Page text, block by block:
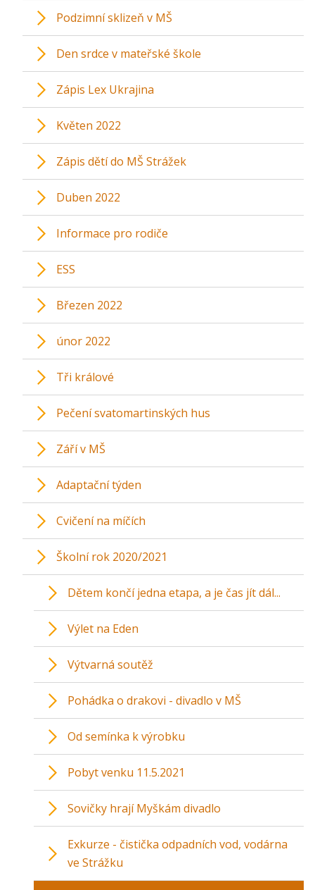
Podzimní sklizeň v MŠ
Den srdce v mateřské škole
Zápis Lex Ukrajina
Květen 2022
Zápis dětí do MŠ Strážek
Duben 2022
Informace pro rodiče
ESS
Březen 2022
únor 2022
Tři králové
Pečení svatomartinských hus
Září v MŠ
Adaptační týden
Cvičení na míčích
Školní rok 2020/2021
Dětem končí jedna etapa, a je čas jít dál...
Výlet na Eden
Výtvarná soutěž
Pohádka o drakovi - divadlo v MŠ
Od semínka k výrobku
Pobyt venku 11.5.2021
Sovičky hrají Myškám divadlo
Exkurze - čistička odpadních vod, vodárna
ve Strážku